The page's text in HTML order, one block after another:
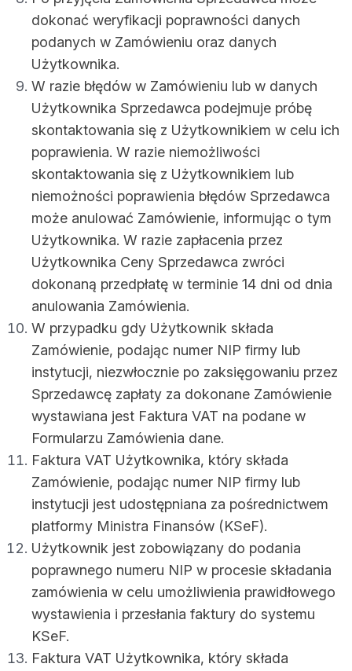
dokonać weryfikacji poprawności danych
podanych w Zamówieniu oraz danych
Użytkownika.
W razie błędów w Zamówieniu lub w danych
Użytkownika Sprzedawca podejmuje próbę
skontaktowania się z Użytkownikiem w celu ich
poprawienia. W razie niemożliwości
skontaktowania się z Użytkownikiem lub
niemożności poprawienia błędów Sprzedawca
może anulować Zamówienie, informując o tym
Użytkownika. W razie zapłacenia przez
Użytkownika Ceny Sprzedawca zwróci
dokonaną przedpłatę w terminie 14 dni od dnia
anulowania Zamówienia.
W przypadku gdy Użytkownik składa
Zamówienie, podając numer NIP firmy lub
instytucji, niezwłocznie po zaksięgowaniu przez
Sprzedawcę zapłaty za dokonane Zamówienie
wystawiana jest Faktura VAT na podane w
Formularzu Zamówienia dane.
Faktura VAT Użytkownika, który składa
Zamówienie, podając numer NIP firmy lub
instytucji jest udostępniana za pośrednictwem
platformy Ministra Finansów (KSeF).
Użytkownik jest zobowiązany do podania
poprawnego numeru NIP w procesie składania
zamówienia w celu umożliwienia prawidłowego
wystawienia i przesłania faktury do systemu
KSeF.
Faktura VAT Użytkownika, który składa